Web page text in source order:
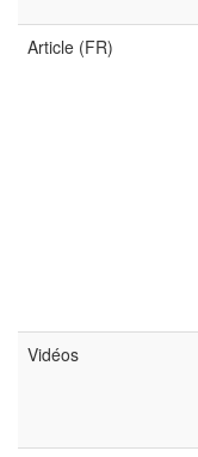
Article (FR)
Vidéos